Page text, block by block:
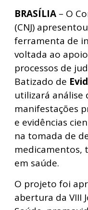
BRASÍLIA – O
(CNJ)
ferramenta de
voltada ao
processos de
Batizado de
utilizará análise
manifestações
e evidências
na tomada de
medicamentos,
em saúde.
O projeto foi
abertura da VIII